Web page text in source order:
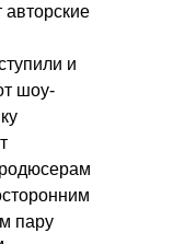
и
шоу-
пару